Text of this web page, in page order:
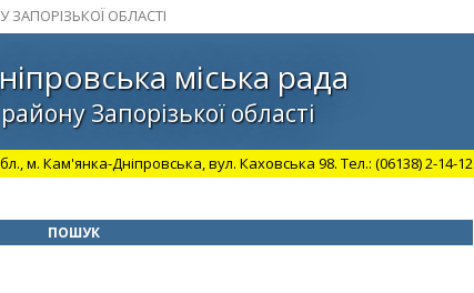
ОБЛАСТІ
міська рада
Запорізької області
м. Кам'янка-Дніпровська, вул. Каховська 98. Тел.: (06138) 2-14-12
ПОШУК